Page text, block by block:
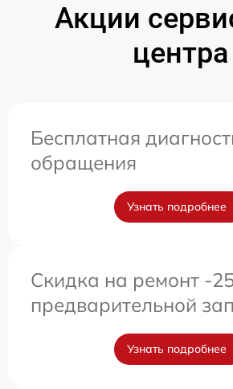
Акции
центра
Бесплатная
обращения
Узнать подробнее
Скидка на ремонт -
предварительной
Узнать подробнее